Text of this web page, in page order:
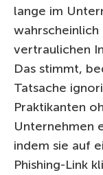
lange im
wahrscheinlich
vertraulichen
Das stimmt,
Tatsache
Praktikanten
Unternehmen
indem sie auf
Phishing-Link